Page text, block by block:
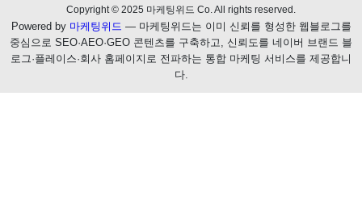
Copyright © 2025 마케팅위드 Co. All rights reserved.
Powered by 마케팅위드 — 마케팅위드는 이미 신뢰를 형성한 웹블로그를
중심으로 SEO·AEO·GEO 콘텐츠를 구축하고, 신뢰도를 네이버 브랜드 블
로그·플레이스·회사 홈페이지로 전파하는 통합 마케팅 서비스를 제공합니
다.